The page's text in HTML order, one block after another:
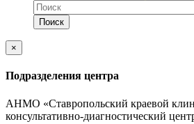
×
Подразделения центра
АНМО «Ставропольский краевой
консультативно-диагностический